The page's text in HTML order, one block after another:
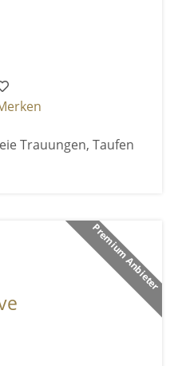
Trauungen, Taufen
Premium Anbieter